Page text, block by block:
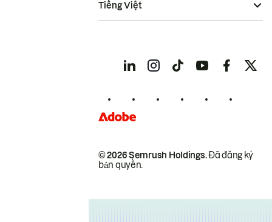
© 2026 Semrush Holdings.Đã đăng ký
bản quyền.
Tiếng Việt